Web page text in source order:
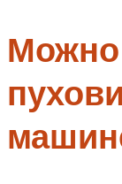
Можно